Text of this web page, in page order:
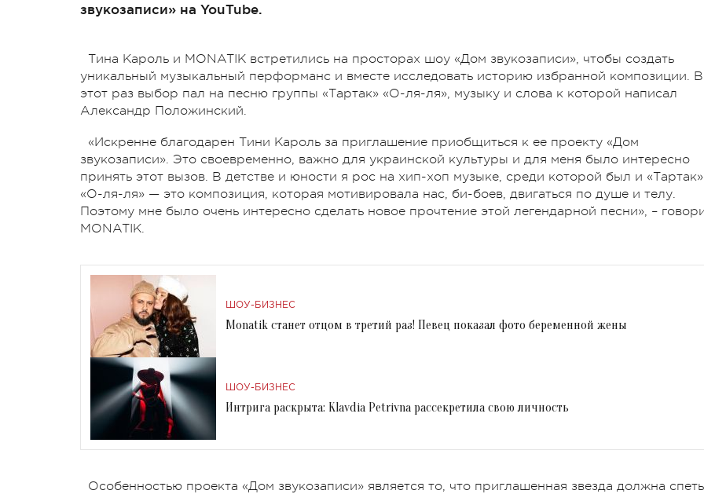
звукозаписи» на YouTube.
Тина Кароль и MONATIK встретились на просторах шоу «Дом звукозаписи», чтобы создать
уникальный музыкальный перформанс и вместе исследовать историю избранной композиции. В
этот раз выбор пал на песню группы «Тартак» «О-ля-ля», музыку и слова к которой написал
Александр Положинский.
«Искренне благодарен Тини Кароль за приглашение приобщиться к ее проекту «Дом
звукозаписи». Это своевременно, важно для украинской культуры и для меня было интересно
принять этот вызов. В детстве и юности я рос на хип-хоп музыке, среди которой был и
«О-ля-ля» — это композиция, которая мотивировала нас, би-боев, двигаться по душе и телу.
Поэтому мне было очень интересно сделать новое прочтение этой легендарной песни», –
MONATIK.
ШОУ-БИЗНЕС
Monatik станет отцом в третий раз! Певец показал фото беременной жены
ШОУ-БИЗНЕС
Интрига раскрыта: Klavdia Petrivna рассекретила свою личность
Особенностью проекта «Дом звукозаписи» является то, что приглашенная звезда должна спеть